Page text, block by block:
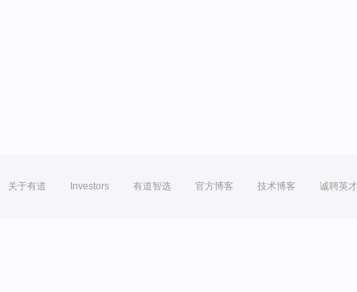
关于有道 Investors 有道智选 官方博客 技术博客 诚聘英才